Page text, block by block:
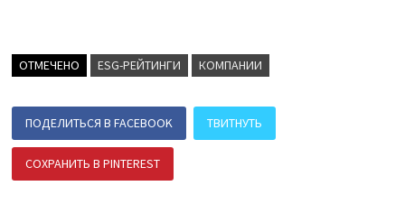
ОТМЕЧЕНО ESG-РЕЙТИНГИ КОМПАНИИ
ПОДЕЛИТЬСЯ В FACEBOOK ТВИТНУТЬ
СОХРАНИТЬ В PINTEREST